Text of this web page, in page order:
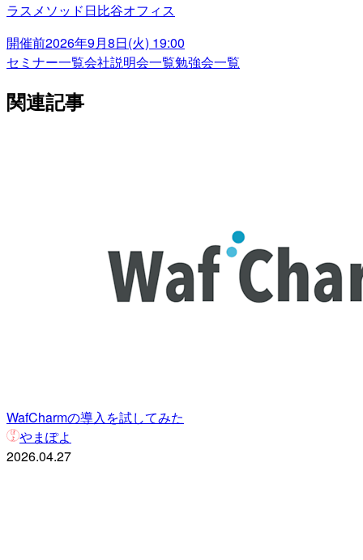
ラスメソッド日比谷オフィス
開催前2026年9月8日(火) 19:00
セミナー一覧会社説明会一覧勉強会一覧
関連記事
WafCharmの導入を試してみた
やまぽよ
2026.04.27